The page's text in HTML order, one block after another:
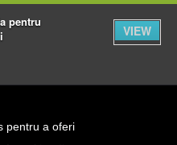
pentru
VIEW
pentru a oferi